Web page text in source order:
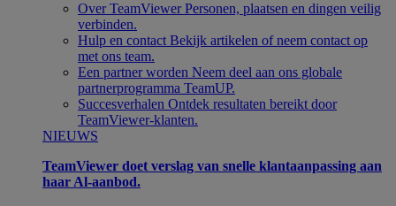
Over TeamViewer Personen, plaatsen en dingen veilig
verbinden.
Hulp en contact Bekijk artikelen of neem contact op
met ons team.
Een partner worden Neem deel aan ons globale
partnerprogramma TeamUP.
Succesverhalen Ontdek resultaten bereikt door
TeamViewer-klanten.
NIEUWS
TeamViewer doet verslag van snelle klantaanpassing aan
haar Al-aanbod.